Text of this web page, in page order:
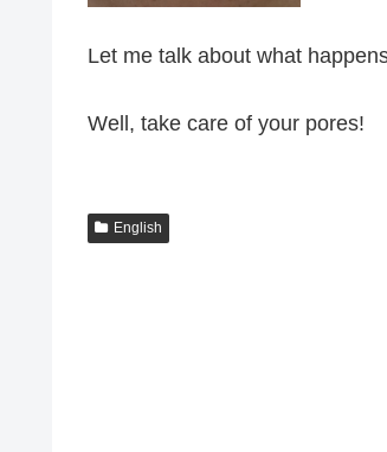
Let me talk about what
Well, take care of your pores!
English